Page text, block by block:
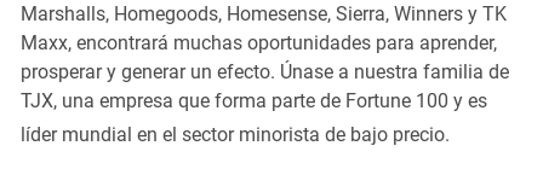
Marshalls, Homegoods, Homesense, Sierra, Winners y TK
Maxx, encontrará muchas oportunidades para aprender,
prosperar y generar un efecto. Únase a nuestra familia de
TJX, una empresa que forma parte de Fortune 100 y es
líder mundial en el sector minorista de bajo precio.